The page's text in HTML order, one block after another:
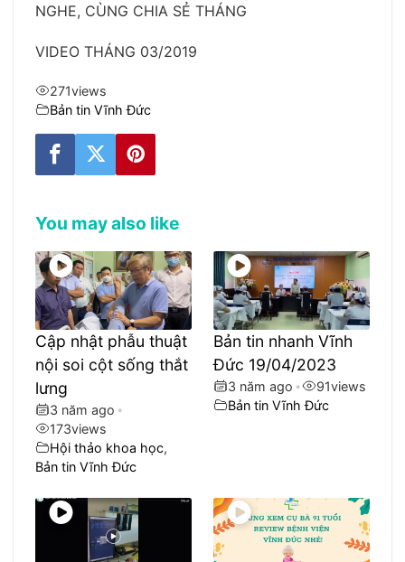
NGHE, CÙNG CHIA SẺ THÁNG
VIDEO THÁNG 03/2019
271views
Bản tin Vĩnh Đức
You may also like
Cập nhật phẫu thuật
nội soi cột sống thắt
lưng
3 năm ago •
173views
Hội thảo khoa học,
Bản tin Vĩnh Đức
Bản tin nhanh Vĩnh
Đức 19/04/2023
3 năm ago • 91views
Bản tin Vĩnh Đức